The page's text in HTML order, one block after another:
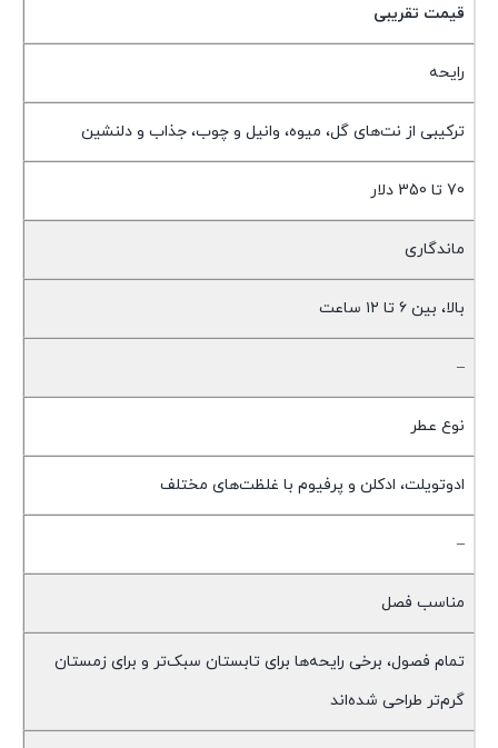
قیمت تقریبی
رایحه
ترکیبی از نت‌های گل، میوه، وانیل و چوب، جذاب و دلنشین
70 تا 350 دلار
ماندگاری
بالا، بین ۶ تا ۱۲ ساعت
–
نوع عطر
ادوتویلت، ادکلن و پرفیوم با غلظت‌های مختلف
–
مناسب فصل
تمام فصول، برخی رایحه‌ها برای تابستان سبک‌تر و برای زمستان
گرم‌تر طراحی شده‌اند